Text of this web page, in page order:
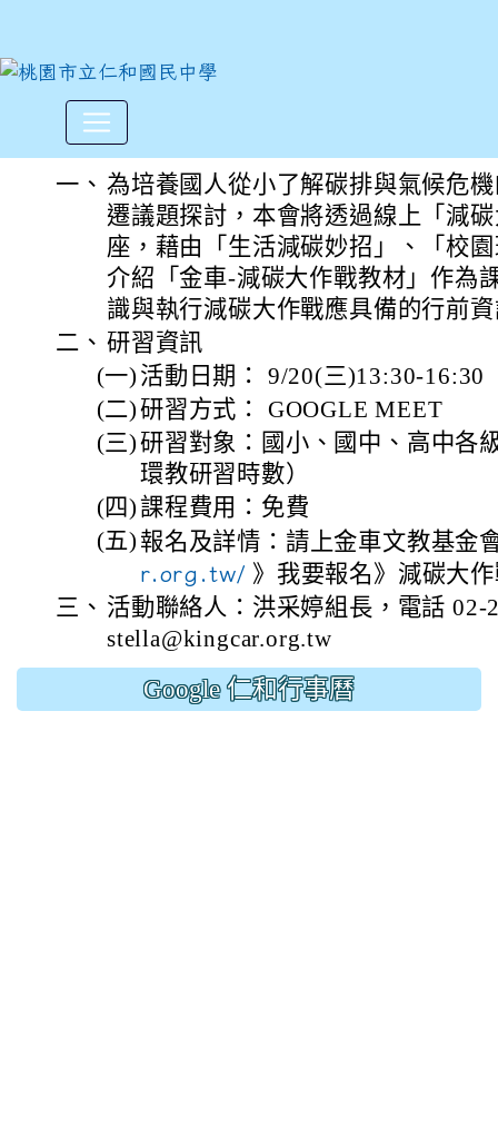
「2023年減碳大作戰-教師研
一、 為培養國人從小了解碳排與氣候危
遷議題探討，本會將透過線上「減
座，藉由「生活減碳妙招」、「校
介紹「金車-減碳大作戰教材」作為
識與執行減碳大作戰應具備的行前
二、 研習資訊
(一) 活動日期： 9/20(三)13:30-16:30
(二)研習方式： GOOGLE MEET
(三)研習對象：國小、國中、高中各
環教研習時數）
(四)課程費用：免費
(五) 報名及詳情：請上金車文教基金
r.org.tw/ 》我要報名》減碳大
三、 活動聯絡人：洪采婷組長，電話 02-
stella@kingcar.org.tw
Google 仁和行事曆